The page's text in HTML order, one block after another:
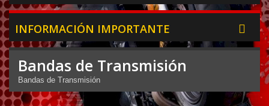
INFORMACIÓN IMPORTANTE
Bandas de Transmisión
Bandas de Transmisión